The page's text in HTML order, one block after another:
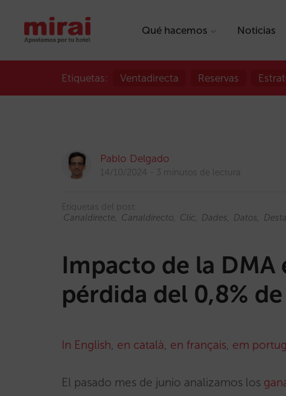
Qué hacemos Noticias
Etiquetas: Ventadirecta Reservas
Pablo Delgado
14/10/2024 3 minutos de lectura
Etiquetas del post:
Canaldirecte
Canaldirecto Clic Dades Datos
Impacto de la DMA
pérdida del 0,8%
In English, en català, en français, em
El pasado mes de junio analizamos los